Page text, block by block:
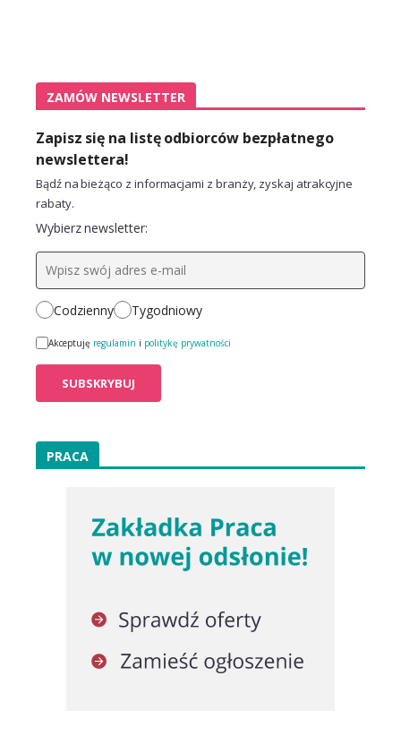
ZAMÓW NEWSLETTER
Zapisz się na listę odbiorców bezpłatnego
newslettera!
Bądź na bieżąco z informacjami z branży, zyskaj atrakcyjne
rabaty.
Wybierz newsletter:
Codzienny Tygodniowy
Akceptuję regulamin i politykę prywatności
PRACA